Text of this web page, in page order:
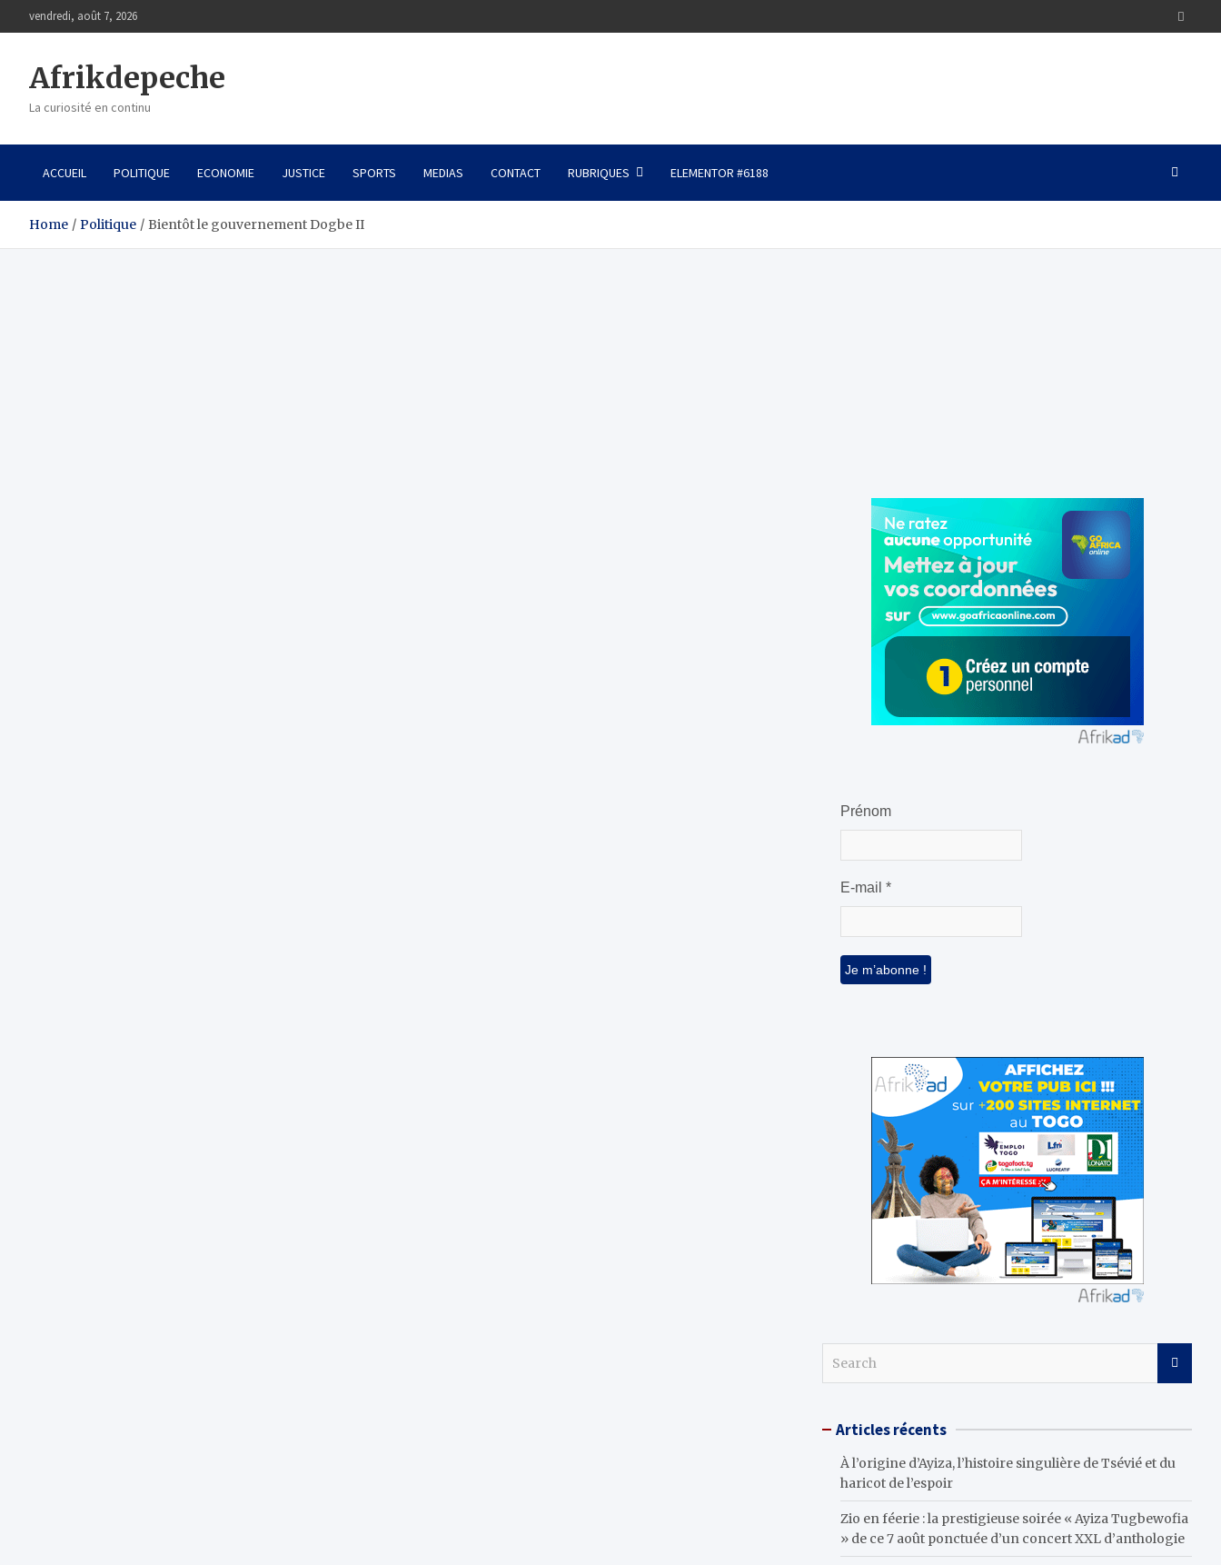
to
vendredi, août 7, 2026
Afrikdepeche
La curiosité en continu
ACCUEIL POLITIQUE ECONOMIE JUSTICE SPORTS MEDIAS CONTACT RUBRIQUES ELEMENTOR #6188
Home Politique Bientôt le gouvernement Dogbe II
Prénom
E-mail*
c Articles récents
À l’origine d’Ayiza, l’histoire singulière de Tsévié et du
haricot de l’espoir
Zio en féerie : la prestigieuse soirée « Ayiza Tugbewofia
» de ce 7 août ponctuée d’un concert XXL d’anthologie